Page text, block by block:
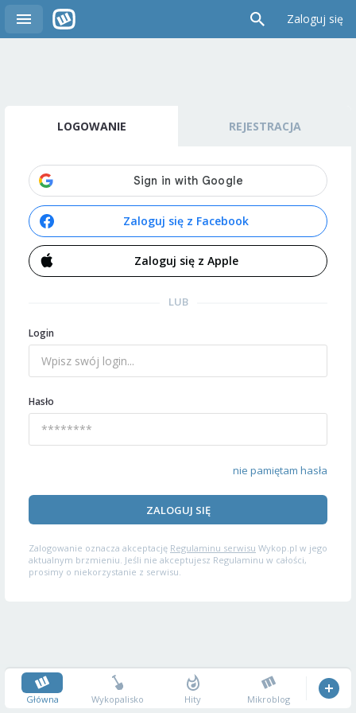
Zaloguj się
LOGOWANIE REJESTRACJA
Zaloguj się z Facebook
Zaloguj się z Apple
LUB
Login
Hasło
nie pamiętam hasła
ZALOGUJ SIĘ
Zalogowanie oznacza akceptację Regulaminu serwisu Wykop.pl w jego
aktualnym brzmieniu. Jeśli nie akceptujesz Regulaminu w całości,
prosimy o niekorzystanie z serwisu.
Główna Wykopalisko Hity Mikroblog